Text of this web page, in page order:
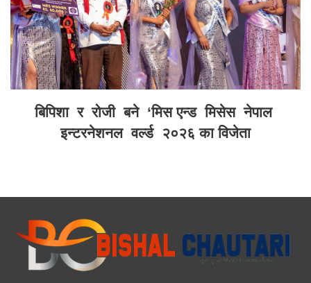
बिपिशा र रोजी बने ‘मिस एन्ड मिसेस नेपाल
इन्टरनेशनल वर्ल्ड २०२६ का विजेता